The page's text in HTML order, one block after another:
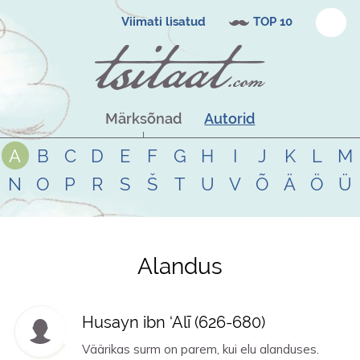
Viimati lisatud TOP 10
Märksõnad Autorid
A B C D E F G H I J K L
M
N
O P R S Š T U V Õ Ä Ö Ü
Tsitaadid teemalalandus
Alandus
Husayn ibn ‘Alī (626-680)
Väärikas surm on parem, kui elu alanduses.